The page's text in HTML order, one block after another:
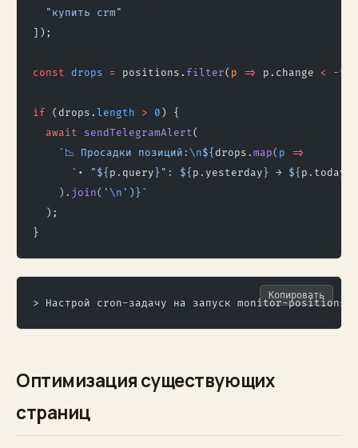
  "купить crm"
]);
const drops = positions. filter( p => p.change < -5
if (drops. length > 0 ) {
  await
sendTelegramAlert(
    `📉 Просадки позиций:
\n${ drops . map( p =>
      `• "${
p . query }": ${ p . yesterday } → ${ p . today
    ).
join( ' \n ' ) }`
  );
}
> Настрой cron-задачу на запуск monitor-
Копировать
Оптимизация существующих
страниц